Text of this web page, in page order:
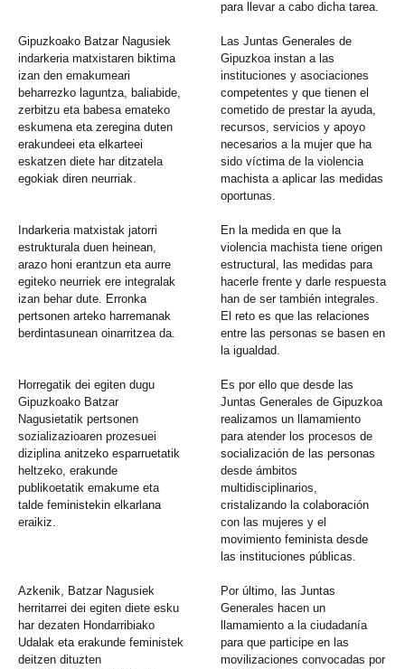
para llevar a cabo dicha tarea.
Gipuzkoako Batzar Nagusiek
indarkeria matxistaren biktima
izan den emakumeari
beharrezko laguntza, baliabide,
zerbitzu eta babesa emateko
eskumena eta zeregina duten
erakundeei eta elkarteei
eskatzen diete har ditzatela
egokiak diren neurriak.
Las Juntas Generales de
Gipuzkoa instan a las
instituciones y asociaciones
competentes y que tienen el
cometido de prestar la ayuda,
recursos, servicios y apoyo
necesarios a la mujer que ha
sido víctima de la violencia
machista a aplicar las medidas
oportunas.
Indarkeria matxistak jatorri
estrukturala duen heinean,
arazo honi erantzun eta aurre
egiteko neurriek ere integralak
izan behar dute. Erronka
pertsonen arteko harremanak
berdintasunean oinarritzea da.
En la medida en que la
violencia machista tiene origen
estructural, las medidas para
hacerle frente y darle respuesta
han de ser también integrales.
El reto es que las relaciones
entre las personas se basen en
la igualdad.
Horregatik dei egiten dugu
Gipuzkoako Batzar
Nagusietatik pertsonen
sozializazioaren prozesuei
diziplina anitzeko esparruetatik
heltzeko, erakunde
publikoetatik emakume eta
talde feministekin elkarlana
eraikiz.
Es por ello que desde las
Juntas Generales de Gipuzkoa
realizamos un llamamiento
para atender los procesos de
socialización de las personas
desde ámbitos
multidisciplinarios,
cristalizando la colaboración
con las mujeres y el
movimiento feminista desde
las instituciones públicas.
Azkenik, Batzar Nagusiek
herritarrei dei egiten diete esku
har dezaten Hondarribiako
Udalak eta erakunde feministek
deitzen dituzten
Por último, las Juntas
Generales hacen un
llamamiento a la ciudadanía
para que participe en las
movilizaciones convocadas por